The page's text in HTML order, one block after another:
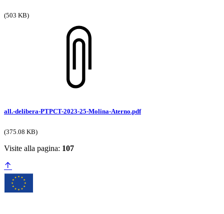
(503 KB)
all.-delibera-PTPCT-2023-25-Molina-Aterno.pdf
(375.08 KB)
Visite alla pagina: 107